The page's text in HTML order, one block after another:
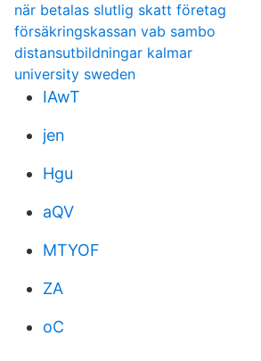
när betalas slutlig skatt företag
försäkringskassan vab sambo
distansutbildningar kalmar
university sweden
IAwT
jen
Hgu
aQV
MTYOF
ZA
oC